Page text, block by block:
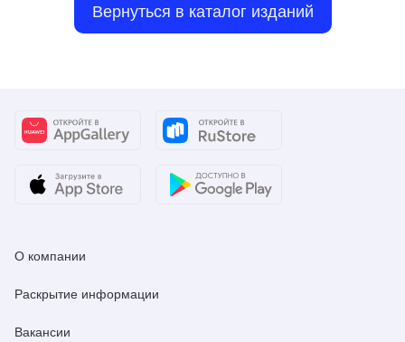
Вернуться в каталог изданий
О компании
Раскрытие информации
Вакансии